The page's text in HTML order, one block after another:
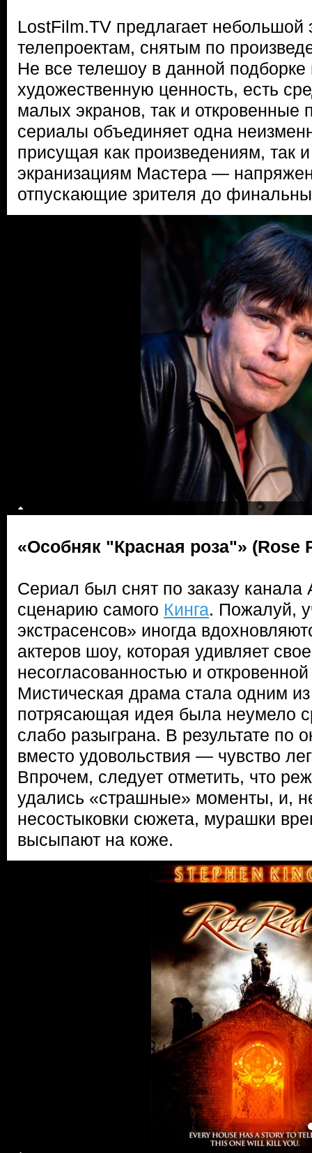
LostFilm.TV предлагает небольшой
телепроектам, снятым по
Не все телешоу в данной подборке
художественную ценность, есть
малых экранов, так и откровенные
сериалы объединяет одна
присущая как произведениям, так
экранизациям Мастера —
отпускающие зрителя до
«Особняк "Красная роза"» (Rose
Сериал был снят по заказу канала
сценарию самого Кинга. Пожалуй,
экстрасенсов» иногда
актеров шоу, которая удивляет
несогласованностью и
Мистическая драма стала одним из
потрясающая идея была неумело
слабо разыграна. В результате по
вместо удовольствия — чувство
Впрочем, следует отметить, что
удались «страшные» моменты, и,
несостыковки сюжета, мурашки
высыпают на коже.